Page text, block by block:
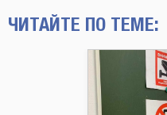
ЧИТАЙТЕ ПО ТЕМЕ: